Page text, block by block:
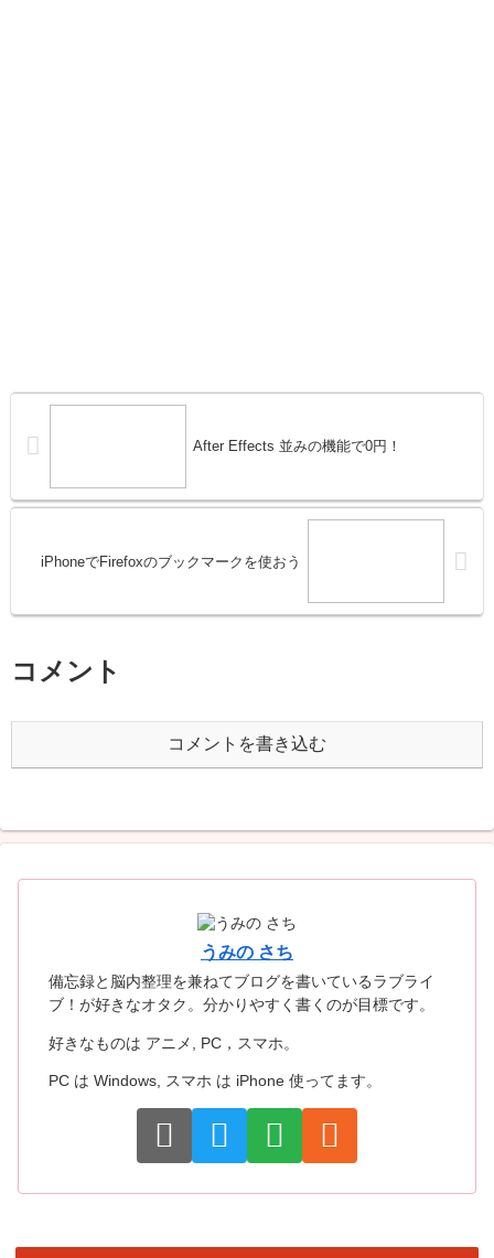
After Effects 並みの機能で0円！
iPhoneでFirefoxのブックマークを使おう
コメント
コメントを書き込む
うみの さち
備忘録と脳内整理を兼ねてブログを書いているラブライ
ブ！が好きなオタク。分かりやすく書くのが目標です。
好きなものは アニメ, PC，スマホ。
PC は Windows, スマホ は iPhone 使ってます。